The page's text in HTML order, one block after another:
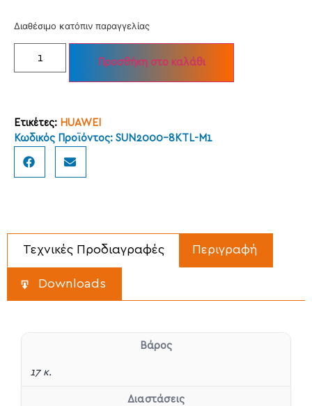
Διαθέσιμο κατόπιν παραγγελίας
Προσθήκη στο καλάθι
Ετικέτες: HUAWEI
Κωδικός Προϊόντος: SUN2000-8KTL-M1
Περιγραφή
Τεχνικές Προδιαγραφές
Downloads
Βάρος
17 κ.
Διαστάσεις